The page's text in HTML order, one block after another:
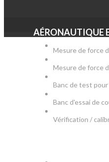
AÉRONAUTIQUE
Mesure de force
Mesure de force
Banc de test
Banc d'essai de
Vérification /